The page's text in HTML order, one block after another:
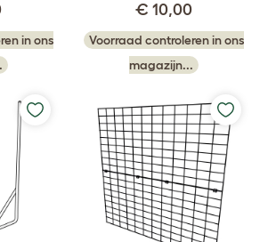
in ons
€ 10,00
Voorraad controleren in ons
magazijn...